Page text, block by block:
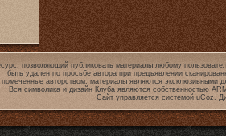
позволяющий публиковать материалы любому
быть удален по просьбе автора при предъявлении
авторством, материалы являются эксклюзивными
Вся символика и дизайн Клуба являются собственностью
Сайт управляется системой uCoz.